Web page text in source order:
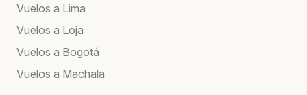
Vuelos a Lima
Vuelos a Loja
Vuelos a Bogotá
Vuelos a Machala